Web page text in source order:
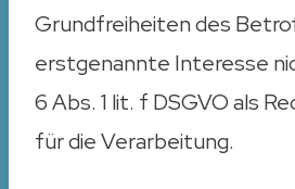
Grundfreiheiten des
erstgenannte Interesse
6 Abs. 1 lit. f DSGVO als
für die Verarbeitung.